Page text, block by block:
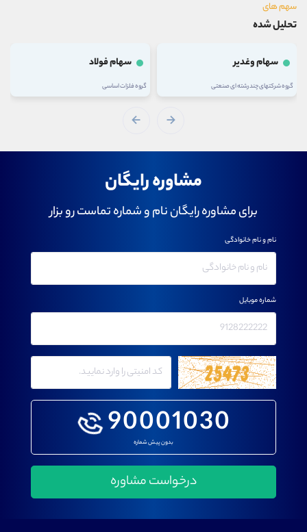
سهم های
تحلیل شده
سهام وغدیر
گروه شرکتهای چند رشته ای صنعتی
سهام فولاد
گروه فلزات اساسی
مشاوره رایگان
برای مشاوره رایگان نام و شماره تماست رو بزار
90001030
بدون پیش شماره
نام و نام خانوادگی
شماره موبایل